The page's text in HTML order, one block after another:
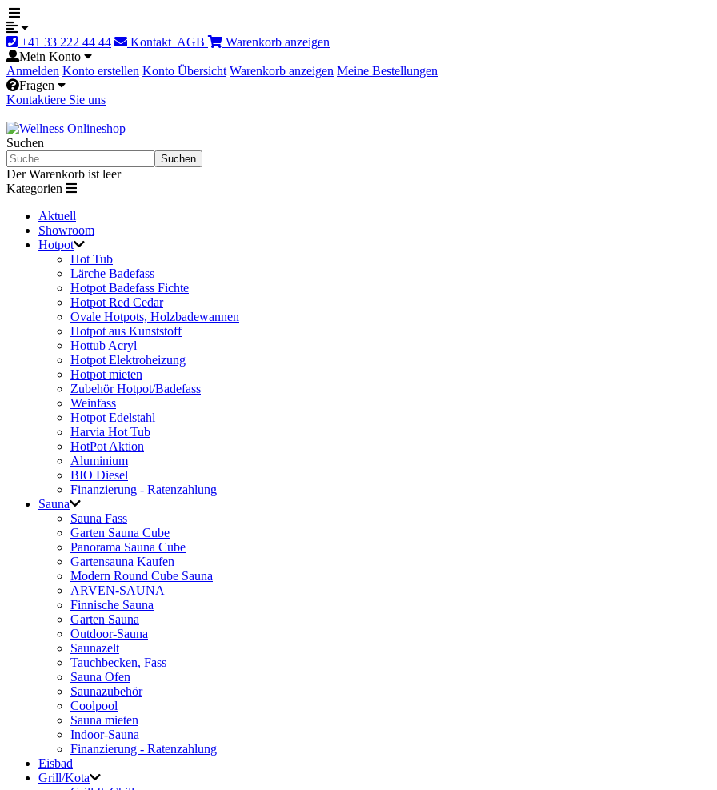
+41 33 222 44 44 Kontakt AGB
Warenkorb anzeigen
Mein Konto
Anmelden Konto erstellen Konto Übersicht Warenkorb anzeigen Meine Bestellungen
Fragen
Kontaktiere Sie uns
Suchen
Suchen
Der Warenkorb ist leer
Kategorien
Aktuell
Showroom
Hotpot
Hot Tub
Lärche Badefass
Hotpot Badefass Fichte
Hotpot Red Cedar
Ovale Hotpots, Holzbadewannen
Hotpot aus Kunststoff
Hottub Acryl
Hotpot Elektroheizung
Hotpot mieten
Zubehör Hotpot/Badefass
Weinfass
Hotpot Edelstahl
Harvia Hot Tub
HotPot Aktion
Aluminium
BIO Diesel
Finanzierung - Ratenzahlung
Sauna
Sauna Fass
Garten Sauna Cube
Panorama Sauna Cube
Gartensauna Kaufen
Modern Round Cube Sauna
ARVEN-SAUNA
Finnische Sauna
Garten Sauna
Outdoor-Sauna
Saunazelt
Tauchbecken, Fass
Sauna Ofen
Saunazubehör
Coolpool
Sauna mieten
Indoor-Sauna
Finanzierung - Ratenzahlung
Eisbad
Grill/Kota